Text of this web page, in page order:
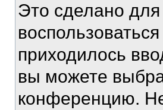
Это сделано для
приходилось
вы можете
конференцию.